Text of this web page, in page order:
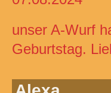
unser A-Wurf
Geburtstag.